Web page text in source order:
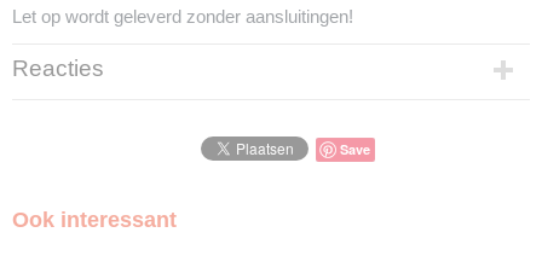
Let op wordt geleverd zonder aansluitingen!
Reacties
Save
Ook interessant